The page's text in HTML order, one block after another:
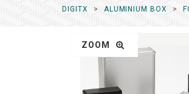
DIGITX ALUMINIUM BOX
ZOOM